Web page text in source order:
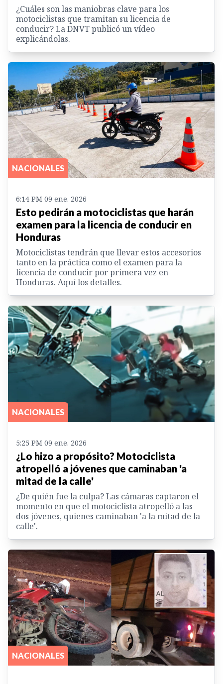
¿Cuáles son las maniobras clave para los
motociclistas que tramitan su licencia de
conducir? La DNVT publicó un vídeo
explicándolas.
NACIONALES
6:14 PM 09 ene. 2026
Esto pedirán a motociclistas que harán
examen para la licencia de conducir en
Honduras
Motociclistas tendrán que llevar estos accesorios
tanto en la práctica como el examen para la
licencia de conducir por primera vez en
Honduras. Aquí los detalles.
NACIONALES
5:25 PM 09 ene. 2026
¿Lo hizo a propósito? Motociclista
atropelló a jóvenes que caminaban 'a
mitad de la calle'
¿De quién fue la culpa? Las cámaras captaron el
momento en que el motociclista atropelló a las
dos jóvenes, quienes caminaban 'a la mitad de la
calle'.
NACIONALES